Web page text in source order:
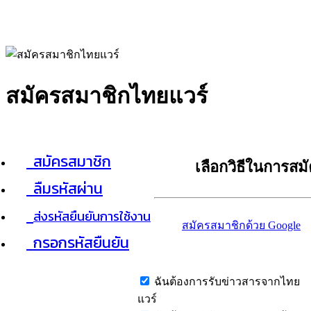
สมัครสมาชิกไทยแวร์
สมัครสมาชิก
ลืมรหัสผ่าน
ส่งรหัสยืนยันการใช้งาน
กรอกรหัสยืนยัน
เลือกวิธีในการส
สมัครสมาชิกด้วย Google
ฉันต้องการรับข่าวสารจากไทย
แวร์